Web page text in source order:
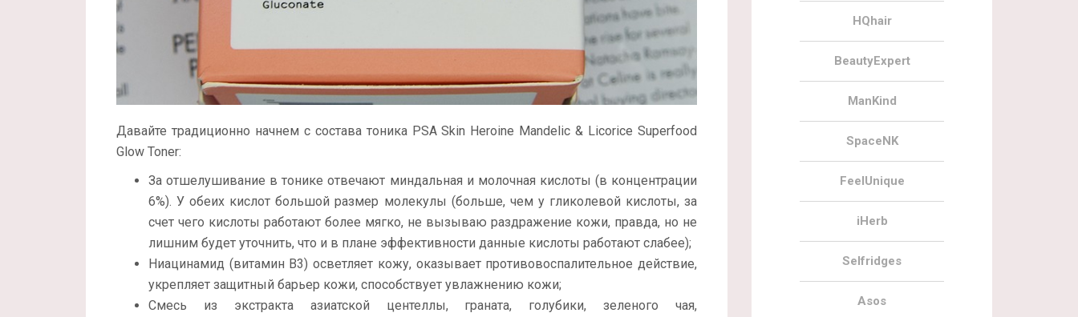
Давайте традиционно начнем с состава тоника PSA Skin Heroine Mandelic & Licorice Superfood
Glow Toner:
За отшелушивание в тонике отвечают миндальная и молочная кислоты (в концентрации
6%). У обеих кислот большой размер молекулы (больше, чем у гликолевой кислоты, за
счет чего кислоты работают более мягко, не вызываю раздражение кожи, правда, но не
лишним будет уточнить, что и в плане эффективности данные кислоты работают слабее);
Ниацинамид (витамин В3) осветляет кожу, оказывает противовоспалительное действие,
укрепляет защитный барьер кожи, способствует увлажнению кожи;
Смесь из экстракта азиатской центеллы, граната, голубики, зеленого чая,
HQhair
BeautyExpert
ManKind
SpaceNK
FeelUnique
iHerb
Selfridges
Asos